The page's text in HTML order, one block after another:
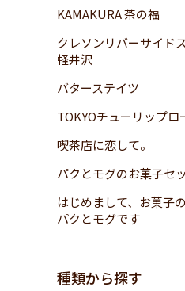
KAMAKURA 茶の福
クレソンリバーサイド
軽井沢
バターステイツ
TOKYOチューリップロ
喫茶店に恋して。
パクとモグのお菓子セ
はじめまして、お菓子
パクとモグです
種類から探す